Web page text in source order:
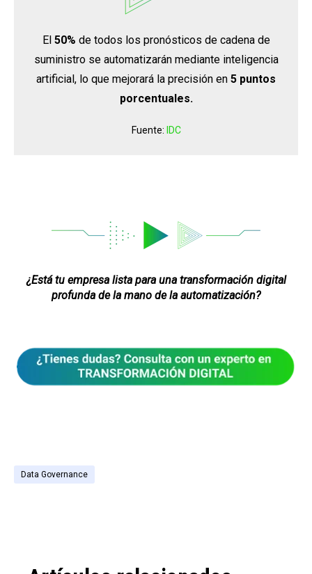
El 50% de todos los pronósticos de cadena de
suministro se automatizarán mediante inteligencia
artificial, lo que mejorará la precisión en 5 puntos
porcentuales.
Fuente: IDC
¿Está tu empresa lista para una transformación digital
profunda de la mano de la automatización?
Data Governance